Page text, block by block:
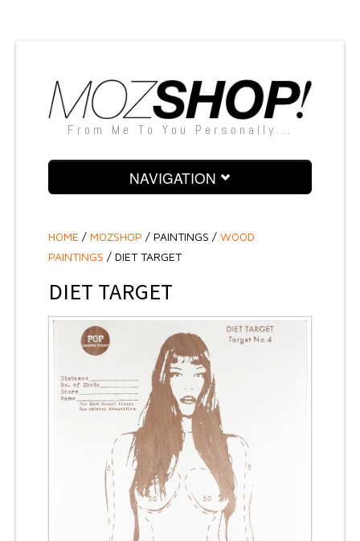
From Me To You Personally...
NAVIGATION
SCULPTURES
TEXTILE
CONTACT
HOME / MOZSHOP / PAINTINGS / WOOD
PAINTINGS / DIET TARGET
DIET TARGET